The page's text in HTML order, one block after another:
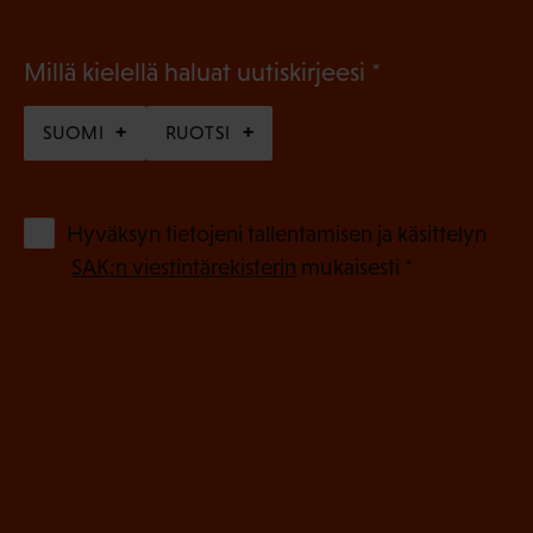
Millä kielellä haluat uutiskirjeesi
o
l
SUOMI RUOTSI
Hyväksyn tietojeni tallentamisen ja käsittelyn
SAK:n viestintärekisterin mukaisesti *